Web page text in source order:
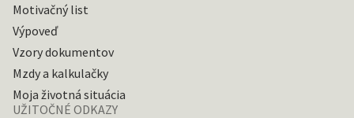
Motivačný list
Výpoveď
Vzory dokumentov
Mzdy a kalkulačky
Moja životná situácia
UŽITOČNÉ ODKAZY